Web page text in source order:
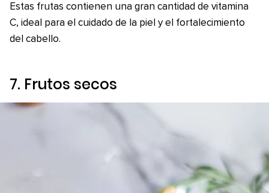
Estas frutas contienen una gran cantidad de vitamina
C, ideal para el cuidado de la piel y el fortalecimiento
del cabello.
7. Frutos secos